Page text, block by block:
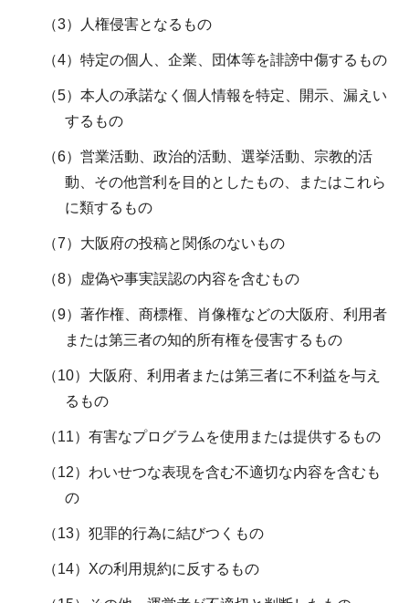
（3）人権侵害となるもの
（4）特定の個人、企業、団体等を誹謗中傷するもの
（5）本人の承諾なく個人情報を特定、開示、漏えい
するもの
（6）営業活動、政治的活動、選挙活動、宗教的活
動、その他営利を目的としたもの、またはこれら
に類するもの
（7）大阪府の投稿と関係のないもの
（8）虚偽や事実誤認の内容を含むもの
（9）著作権、商標権、肖像権などの大阪府、利用者
または第三者の知的所有権を侵害するもの
（10）大阪府、利用者または第三者に不利益を与え
るもの
（11）有害なプログラムを使用または提供するもの
（12）わいせつな表現を含む不適切な内容を含むも
の
（13）犯罪的行為に結びつくもの
（14）Xの利用規約に反するもの